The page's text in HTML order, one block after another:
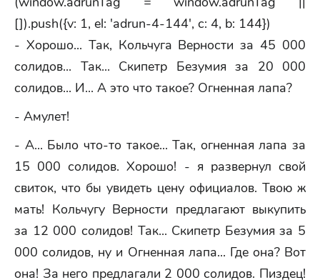
[]).push({v: 1, el: 'adrun-4-144', c: 4, b: 144})
- Хорошо... Так, Кольчуга Верности за 45 000
солидов... Так... Скипетр Безумия за 20 000
солидов... И... А это что такое? Огненная лапа?
- Амулет!
- А... Было что-то такое... Так, огненная лапа за
15 000 солидов. Хорошо! - я развернул свой
свиток, что бы увидеть цену официалов. Твою ж
мать! Кольчугу Верности предлагают выкупить
за 12 000 солидов! Так... Скипетр Безумия за 5
000 солидов, ну и Огненная лапа... Где она? Вот
она! За него предлагали 2 000 солидов. Пиздец!